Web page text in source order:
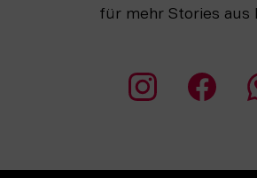
für mehr Stories aus